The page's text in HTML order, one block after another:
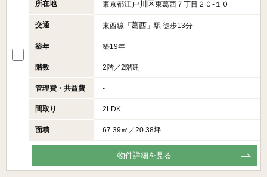
所在地 東京都江戸川区東葛西７丁目２０-１０
交通 東西線「 葛西 」駅 徒歩13分
築年 築19年
階数 2階／2階建
管理費・共益費 -
間取り 2LDK
面積 67.39㎡／20.38坪
物件詳細を見る